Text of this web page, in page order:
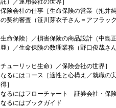
託）／運用会社の世界］
保険会社の仕事［生命保険の営業（抱井
の契約審査（笹川芽衣子さん＝アフラック
生命保険）／損害保険の商品設計（中島
亜）／生命保険の数理業務（野口俊哉さ
チューリッヒ生命）／保険会社の世界］
なるにはコース［適性と心構え／就職の
得］
なるにはフローチャート 証券会社・保
なるにはブックガイド